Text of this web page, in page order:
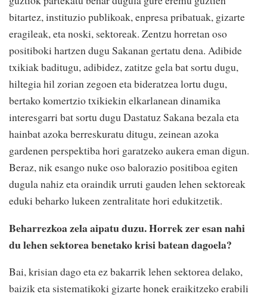
bitartez, instituzio publikoak, enpresa pribatuak, gizarte
eragileak, eta noski, sektoreak. Zentzu horretan oso
positiboki hartzen dugu Sakanan gertatu dena. Adibide
txikiak baditugu, adibidez, zatitze gela bat sortu dugu,
hiltegia hil zorian zegoen eta bideratzea lortu dugu,
bertako komertzio txikiekin elkarlanean dinamika
interesgarri bat sortu dugu Dastatuz Sakana bezala eta
hainbat azoka berreskuratu ditugu, zeinean azoka
gardenen perspektiba hori garatzeko aukera eman digun.
Beraz, nik esango nuke oso balorazio positiboa egiten
dugula nahiz eta oraindik urruti gauden lehen sektoreak
eduki beharko lukeen zentralitate hori edukitzetik.
Beharrezkoa zela aipatu duzu. Horrek zer esan nahi
du lehen sektorea benetako krisi batean dagoela?
Bai, krisian dago eta ez bakarrik lehen sektorea delako,
baizik eta sistematikoki gizarte honek eraikitzeko erabili